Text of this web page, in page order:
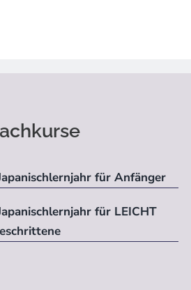
für Anfänger
für LEICHT